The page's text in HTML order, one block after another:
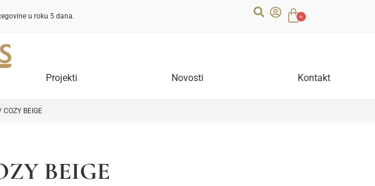
u roku 5 dana. 0
Projekti Novosti Kontakt
COZY BEIGE
BEIGE